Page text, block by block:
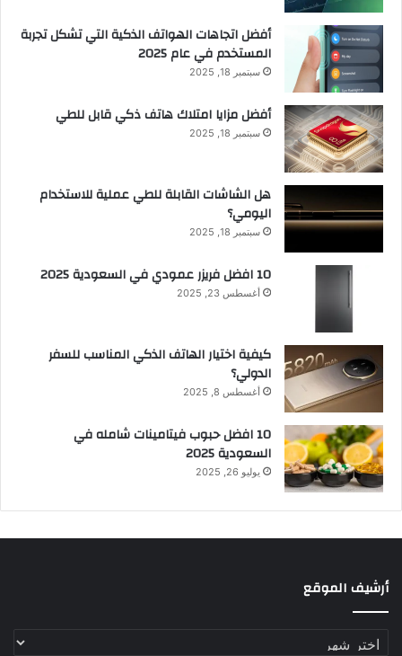
أفضل اتجاهات الهواتف الذكية التي تشكل تجربة
المستخدم في عام 2025
سبتمبر 18, 2025
أفضل مزايا امتلاك هاتف ذكي قابل للطي
سبتمبر 18, 2025
هل الشاشات القابلة للطي عملية للاستخدام
اليومي؟
سبتمبر 18, 2025
10 افضل فريزر عمودي​ في السعودية​ 2025
أغسطس 23, 2025
كيفية اختيار الهاتف الذكي المناسب للسفر
الدولي؟
أغسطس 8, 2025
10 افضل حبوب فيتامينات شامله​ في
السعودية 2025
يوليو 26, 2025
أرشيف الموقع
أرشيف